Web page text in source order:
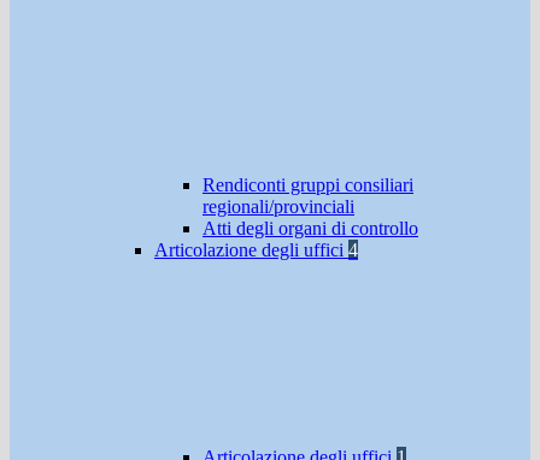
Rendiconti gruppi consiliari
regionali/provinciali
Atti degli organi di controllo
Articolazione degli uffici 4